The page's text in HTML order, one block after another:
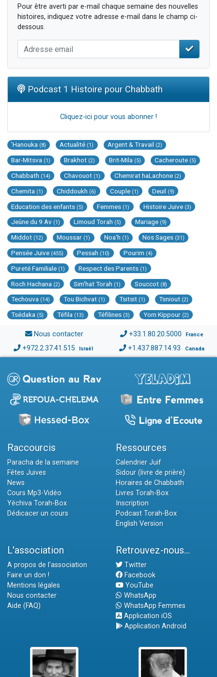
Pour être averti par e-mail chaque semaine des nouvelles
histoires, indiquez votre adresse e-mail dans le champ ci-
dessous.
Podcast 1 Histoire pour Chabbath
Cliquez-ici pour vous abonner !
'Hanouka (8) Actualité (1) Argent & Travail (2)
Bar-Mitsva (1) Brakhot (2) Brit-Mila (5) Cacheroute (5)
Chabbath (14) Chavouot (1) Chemirat haLachone (2)
Chemita (1) Chiddoukh (6) Couple (1) Deuil (9)
Education des enfants (5) Femmes (1) Histoire Juive (3)
Jeûne du 9 Av (1) Limoud Torah (5) Mariage (9)
Middot (12) Moussar (1) Noa'h (1) Nos Sages (31)
Pensée Juive (455) Pessah (10) Pourim (4)
Pureté Familiale (1) Respect des Parents (1)
Roch Hachana (2) Sim'hat Torah (1) Souccot (8)
Techouva (14) Tou Bichvat (1) Tsitsit (1) Tsniout (2)
Tsédaka (5) Téfila (13) Téfilines (3) Yom Kippour (2)
Nous contacter +33.1.80.20.5000 France
+972.2.37.41.515 Israël +1.437.887.14.93 Canada
Raccourcis
Paracha de la semaine
Fêtes Juives
News
Cours Mp3-Vidéo
Yéchiva Torah-Box
Dédicacer un cours
Ressources
Calendrier Juif
Sidour (livre de prière)
Horaires de Chabbath
Livres Torah-Box
Inscription
Podcast Torah-Box
English Version
L'association
A propos de l'association
Faire un don !
Mentions légales
Nous contacter
Aide (FAQ)
Retrouvez-nous...
Twitter
Facebook
YouTube
WhatsApp
WhatsApp Femmes
Application iOS
Application Android